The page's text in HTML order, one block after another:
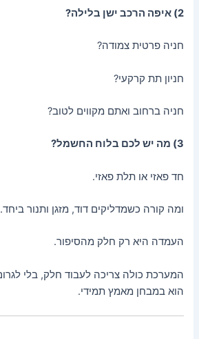
2) איפה הרכב ישן בלילה?
חניה פרטית צמודה?
חניון תת קרקעי?
חניה ברחוב ואתם מקווים לטוב?
3) מה יש לכם בלוח החשמל?
חד פאזי או תלת פאזי.
ומה קורה כשמדליקים דוד, מזגן ותנור ביחד.
העמדה היא רק חלק מהסיפור.
המערכת כולה צריכה לעבוד חלק, בלי
הוא במבחן מאמץ תמידי.